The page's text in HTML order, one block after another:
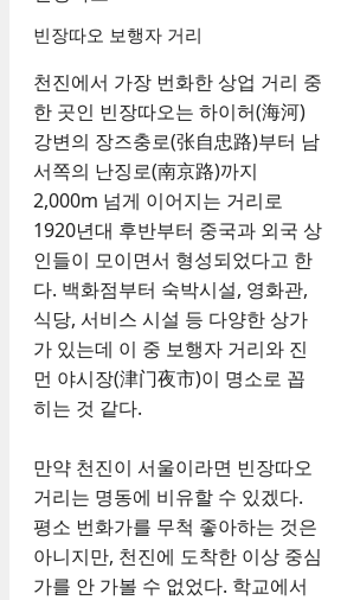
빈장따오 보행자 거리
천진에서 가장 번화한 상업 거리 중
한 곳인 빈장따오는 하이허(海河)
강변의 장즈충로(张自忠路)부터 남
서쪽의 난징로(南京路)까지
2,000m 넘게 이어지는 거리로
1920년대 후반부터 중국과 외국 상
인들이 모이면서 형성되었다고 한
다. 백화점부터 숙박시설, 영화관,
식당, 서비스 시설 등 다양한 상가
가 있는데 이 중 보행자 거리와 진
먼 야시장(津门夜市)이 명소로 꼽
히는 것 같다.
만약 천진이 서울이라면 빈장따오
거리는 명동에 비유할 수 있겠다.
평소 번화가를 무척 좋아하는 것은
아니지만, 천진에 도착한 이상 중심
가를 안 가볼 수 없었다. 학교에서